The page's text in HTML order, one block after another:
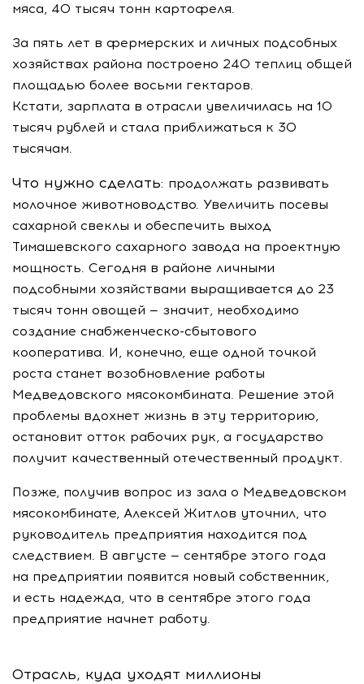
мяса, 40 тысяч тонн картофеля.
За пять лет в фермерских и личных подсобных
хозяйствах района построено 240 теплиц общей
площадью более восьми гектаров.
Кстати, зарплата в отрасли увеличилась на 10
тысяч рублей и стала приближаться к 30
тысячам.
Что нужно сделать: продолжать развивать
молочное животноводство. Увеличить посевы
сахарной свеклы и обеспечить выход
Тимашевского сахарного завода на проектную
мощность. Сегодня в районе личными
подсобными хозяйствами выращивается до 23
тысяч тонн овощей — значит, необходимо
создание снабженческо-сбытового
кооператива. И, конечно, еще одной точкой
роста станет возобновление работы
Медведовского мясокомбината. Решение этой
проблемы вдохнет жизнь в эту территорию,
остановит отток рабочих рук, а государство
получит качественный отечественный продукт.
Позже, получив вопрос из зала о Медведовском
мясокомбинате, Алексей Житлов уточнил, что
руководитель предприятия находится под
следствием. В августе — сентябре этого года
на предприятии появится новый собственник,
и есть надежда, что в сентябре этого года
предприятие начнет работу.
Отрасль, куда уходят миллионы